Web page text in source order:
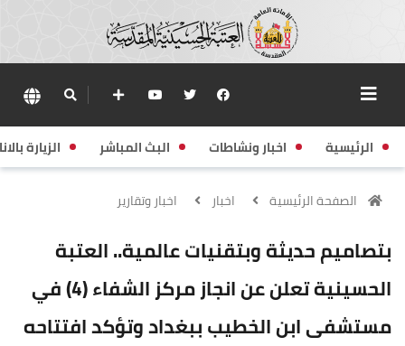
الرئيسية اخبار ونشاطات البث المباشر الزيارة
الصفحة الرئيسية اخبار اخبار وتقارير
بتصاميم حديثة وبتقنيات عالمية.. العتبة
الحسينية تعلن عن انجاز مركز الشفاء (4) في
مستشفى ابن الخطيب ببغداد وتؤكد افتتاحه